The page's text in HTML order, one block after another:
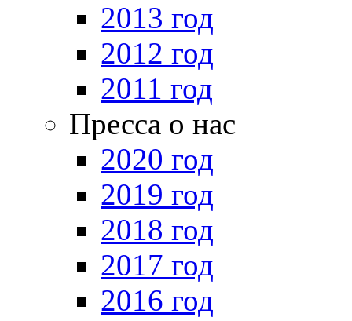
2013 год
2012 год
2011 год
Пресса о нас
2020 год
2019 год
2018 год
2017 год
2016 год